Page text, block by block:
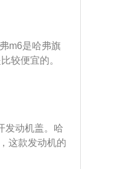
间大、安全
2680mm。
m6是哈弗旗
较便宜的。
力和210牛米
用了铝合金缸
。双离合变速
合与小排量涡
车的长宽高分
的性价比也是
发动机盖。哈
这款发动机的
牛米，最大